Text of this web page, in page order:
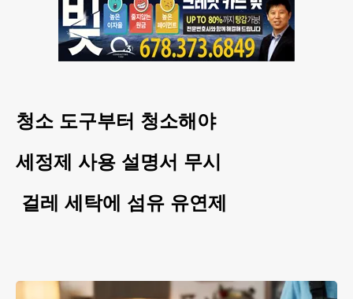
청소 도구부터 청소해야
세정제 사용 설명서 무시
걸레 세탁에 섬유 유연제